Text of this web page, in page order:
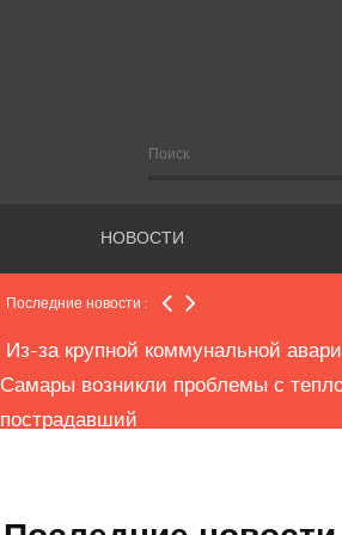
НОВОСТИ
Последние новости :
Миллионный «золотой парашют»
Названо условие, при котором
области получат льготу на проезд
Из-за крупной коммунальной
Самары возникли проблемы с
пострадавший